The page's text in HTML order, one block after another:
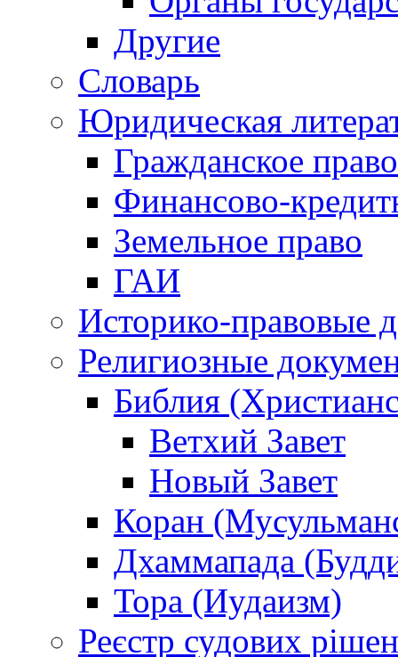
Другие
Словарь
Юридическая
Гражданское право
Финансово-
Земельное право
ГАИ
Историко-правовые
Религиозные
Библия
Ветхий Завет
Новый Завет
Коран
Дхаммапада
Тора (Иудаизм)
Реєстр судових